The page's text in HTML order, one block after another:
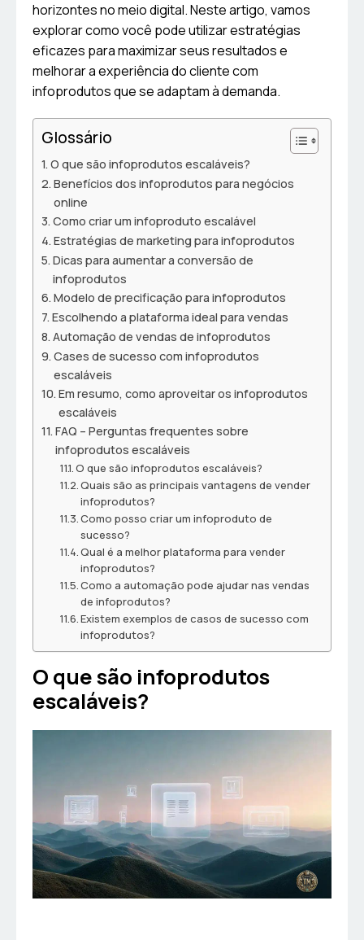
horizontes no meio digital. Neste artigo, vamos
explorar como você pode utilizar estratégias
eficazes para maximizar seus resultados e
melhorar a experiência do cliente com
infoprodutos que se adaptam à demanda.
Glossário
O que são infoprodutos escaláveis?
Benefícios dos infoprodutos para negócios
online
Como criar um infoproduto escalável
Estratégias de marketing para infoprodutos
Dicas para aumentar a conversão de
infoprodutos
Modelo de precificação para infoprodutos
Escolhendo a plataforma ideal para vendas
Automação de vendas de infoprodutos
Cases de sucesso com infoprodutos
escaláveis
Em resumo, como aproveitar os infoprodutos
escaláveis
FAQ – Perguntas frequentes sobre
infoprodutos escaláveis
O que são infoprodutos escaláveis?
Quais são as principais vantagens de vender
infoprodutos?
Como posso criar um infoproduto de
sucesso?
Qual é a melhor plataforma para vender
infoprodutos?
Como a automação pode ajudar nas vendas
de infoprodutos?
Existem exemplos de casos de sucesso com
infoprodutos?
O que são infoprodutos
escaláveis?